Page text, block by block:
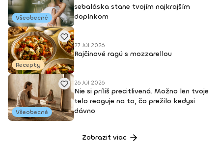
Všeobecné
sebaláska stane tvojím najkrajším
doplnkom
Recepty
27 Júl 2026
Rajčinové ragú s mozzarellou
Všeobecné
26 Júl 2026
Nie si príliš precitlivená. Možno len tvoje
telo reaguje na to, čo prežilo kedysi
dávno
Zobraziť viac